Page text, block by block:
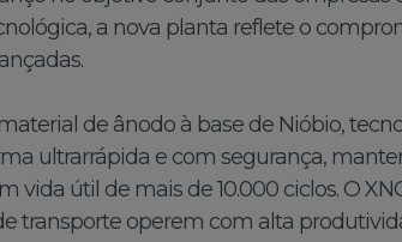
a nova planta reflete o
de ânodo à base de Nióbio,
ultrarrápida e com segurança,
vida útil de mais de 10.000 ciclos. O
transporte operem com alta